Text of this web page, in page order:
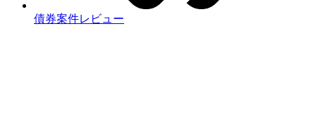
債券案件レビュー